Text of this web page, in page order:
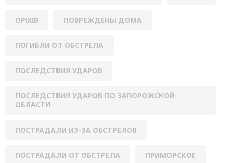
ОРІХІВ ПОВРЕЖДЕНЫ ДОМА
ПОГИБЛИ ОТ ОБСТРЕЛА
ПОСЛЕДСТВИЯ УДАРОВ
ПОСЛЕДСТВИЯ УДАРОВ ПО ЗАПОРОЖСКОЙ
ОБЛАСТИ
ПОСТРАДАЛИ ИЗ-ЗА ОБСТРЕЛОВ
ПОСТРАДАЛИ ОТ ОБСТРЕЛА ПРИМОРСКОЕ